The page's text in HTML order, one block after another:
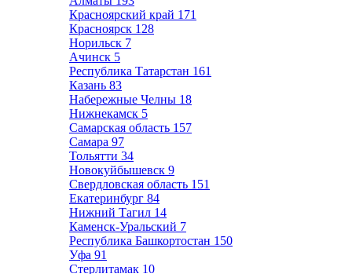
Красноярский край 171
Красноярск 128
Норильск 7
Ачинск 5
Республика Татарстан 161
Казань 83
Набережные Челны 18
Нижнекамск 5
Самарская область 157
Самара 97
Тольятти 34
Новокуйбышевск 9
Свердловская область 151
Екатеринбург 84
Нижний Тагил 14
Каменск-Уральский 7
Республика Башкортостан 150
Уфа 91
Стерлитамак 10